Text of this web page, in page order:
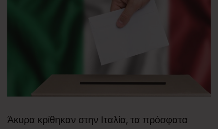
Άκυρα κρίθηκαν στην Ιταλία, τα πρόσφατα